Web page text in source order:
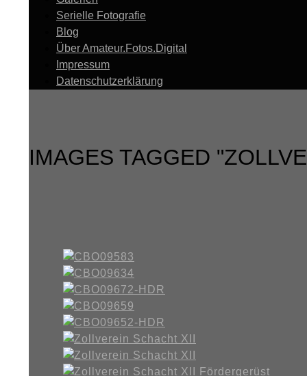
Serielle Fotografie
Blog
Über Amateur.Fotos.Digital
Impressum
Datenschutzerklärung
IMAGES TAGGED